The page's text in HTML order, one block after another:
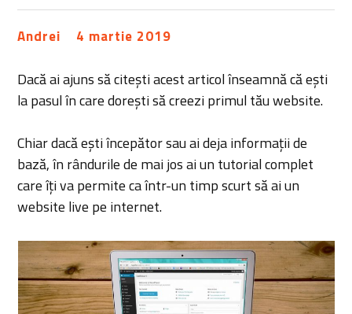
Andrei 4 martie 2019
Dacă ai ajuns să citești acest articol înseamnă că ești
la pasul în care dorești să creezi primul tău website.
Chiar dacă ești începător sau ai deja informații de
bază, în rândurile de mai jos ai un tutorial complet
care îți va permite ca într-un timp scurt să ai un
website live pe internet.